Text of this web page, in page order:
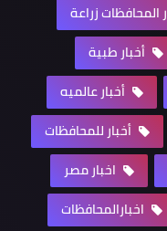
المحافظات زراعة
أخبار طبية
أخبار عالميه
أخبار للمحافظات
اخبار مصر
اخبارالمحافظات